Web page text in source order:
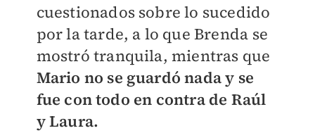
cuestionados sobre lo sucedido
por la tarde, a lo que Brenda se
mostró tranquila, mientras que
Mario no se guardó nada y se
fue con todo en contra de Raúl
y Laura.